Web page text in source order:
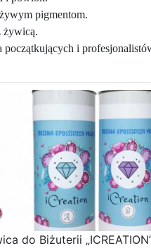
pigmentom.
żywicą.
i
do Biżuterii